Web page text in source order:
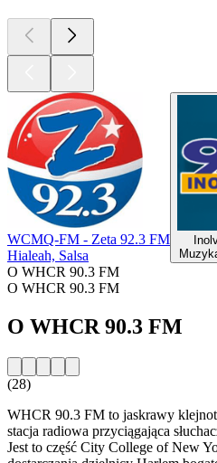
WCMQ-FM - Zeta 92.3 FM
Hialeah, Salsa
O WHCR 90.3 FM
O WHCR 90.3 FM
O WHCR 90.3 FM
(28)
WHCR 90.3 FM to jaskrawy
stacja radiowa przyciągająca
Jest to część City College of New